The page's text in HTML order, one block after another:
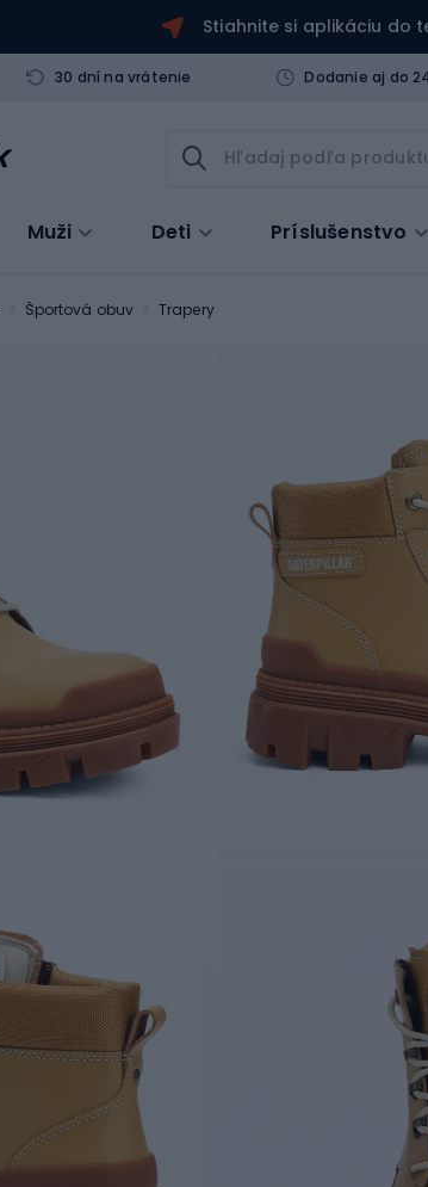
Stiahnite si aplikáciu do
30 dní na vrátenie Dodanie aj do
Muži Deti Príslušenstvo
Športová obuv Trapery